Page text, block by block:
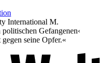
International M.
Gefangenen‹
seine Opfer.«